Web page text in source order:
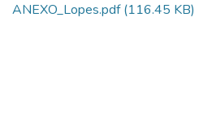
ANEXO_Lopes.pdf(116.45 KB)